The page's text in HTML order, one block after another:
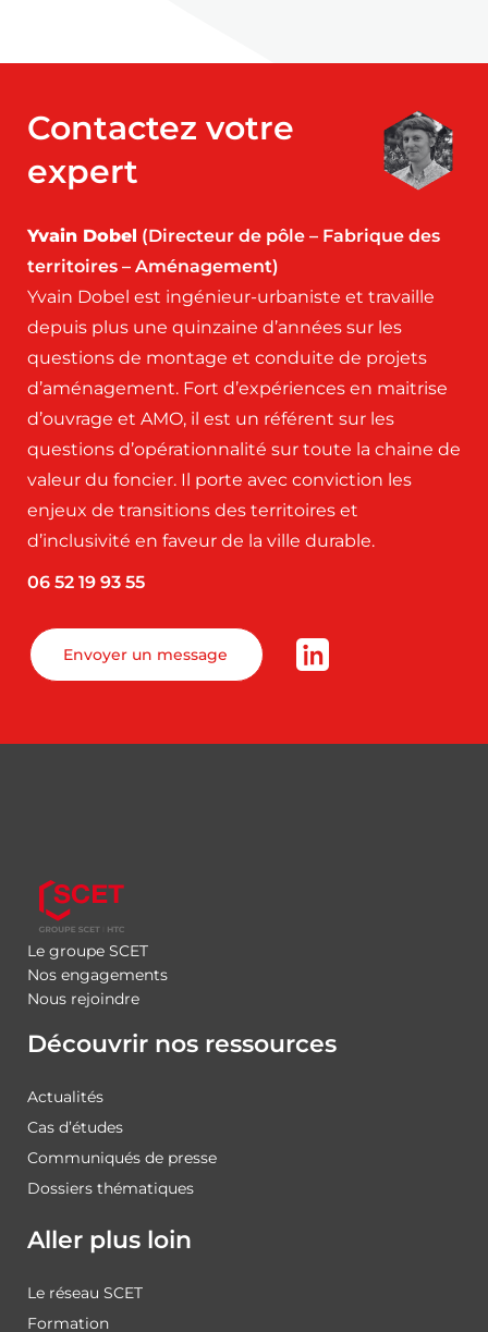
Contactez votre
expert
Yvain Dobel (Directeur de pôle – Fabrique des
territoires – Aménagement)
Yvain Dobel est ingénieur-urbaniste et travaille
depuis plus une quinzaine d’années sur les
questions de montage et conduite de projets
d’aménagement. Fort d’expériences en maitrise
d’ouvrage et AMO, il est un référent sur les
questions d’opérationnalité sur toute la chaine de
valeur du foncier. Il porte avec conviction les
enjeux de transitions des territoires et
d’inclusivité en faveur de la ville durable.
06 52 19 93 55
Envoyer un message
Le groupe SCET
Nos engagements
Nous rejoindre
Découvrir nos ressources
Actualités
Cas d’études
Communiqués de presse
Dossiers thématiques
Aller plus loin
Le réseau SCET
Formation